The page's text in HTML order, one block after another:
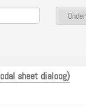
sheet dialoog)